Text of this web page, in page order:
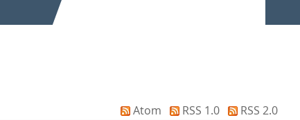
Atom RSS 1.0
RSS 2.0